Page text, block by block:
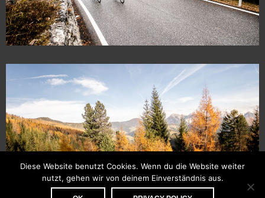
Diese Website benutzt Cookies. Wenn du die Website weiter
nutzt, gehen wir von deinem Einverständnis aus.